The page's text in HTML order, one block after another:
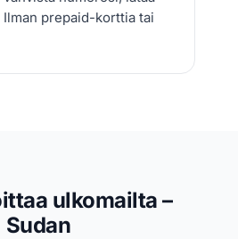
Ilman prepaid-korttia tai
ulkomailta –
Sudan